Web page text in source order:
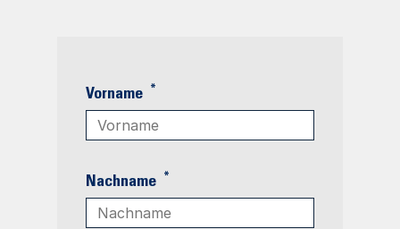
Vorname *
Nachname *